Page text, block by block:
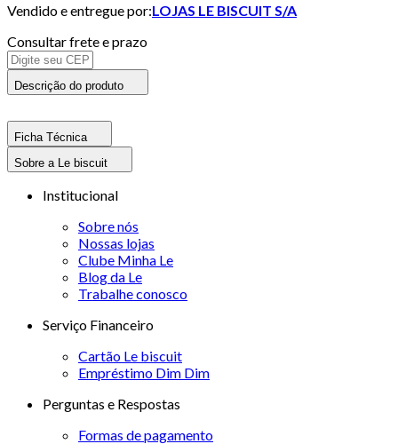
Vendido e entregue por:LOJAS LE BISCUIT S/A
Consultar frete e prazo
Descrição do produto
Ficha Técnica
Sobre a Le biscuit
Institucional
Sobre nós
Nossas lojas
Clube Minha Le
Blog da Le
Trabalhe conosco
Serviço Financeiro
Cartão Le biscuit
Empréstimo Dim Dim
Perguntas e Respostas
Formas de pagamento